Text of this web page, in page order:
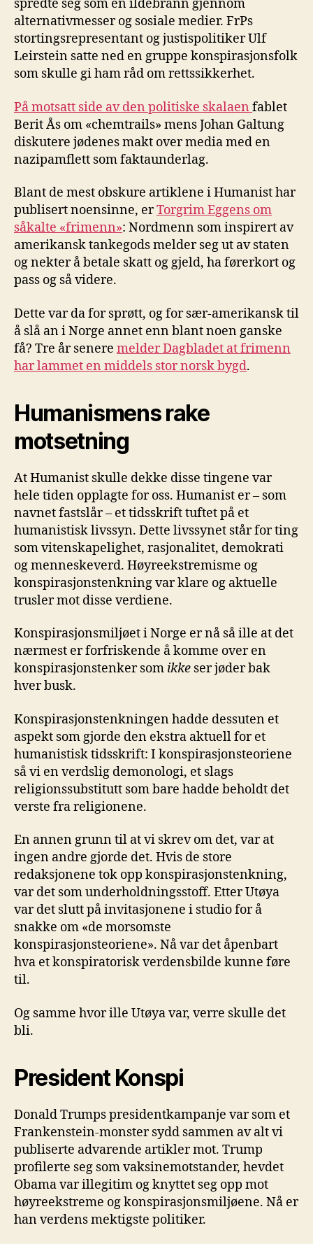
spredte seg som en ildebrann gjennom
alternativmesser og sosiale medier. FrPs
stortingsrepresentant og justispolitiker Ulf
Leirstein satte ned en gruppe konspirasjonsfolk
som skulle gi ham råd om rettssikkerhet.
På motsatt side av den politiske skalaen fablet
Berit Ås om «chemtrails» mens Johan Galtung
diskutere jødenes makt over media med en
nazipamflett som faktaunderlag.
Blant de mest obskure artiklene i Humanist har
publisert noensinne, erTorgrim Eggens om
såkalte «frimenn»: Nordmenn som inspirert av
amerikansk tankegods melder seg ut av staten
og nekter å betale skatt og gjeld, ha førerkort og
pass og så videre.
Dette var da for sprøtt, og for sær-amerikansk til
å slå an i Norge annet enn blant noen ganske
få? Tre år senere melder Dagbladet at frimenn
har lammet en middels stor norsk bygd.
Humanismens rake
motsetning
At Humanist skulle dekke disse tingene var
hele tiden opplagte for oss. Humanist er – som
navnet fastslår – et tidsskrift tuftet på et
humanistisk livssyn. Dette livssynet står for ting
som vitenskapelighet, rasjonalitet, demokrati
og menneskeverd. Høyreekstremisme og
konspirasjonstenkning var klare og aktuelle
trusler mot disse verdiene.
Konspirasjonsmiljøet i Norge er nå så ille at det
nærmest er forfriskende å komme over en
konspirasjonstenker som ikke ser jøder bak
hver busk.
Konspirasjonstenkningen hadde dessuten et
aspekt som gjorde den ekstra aktuell for et
humanistisk tidsskrift: I konspirasjonsteoriene
så vi en verdslig demonologi, et slags
religionssubstitutt som bare hadde beholdt det
verste fra religionene.
En annen grunn til at vi skrev om det, var at
ingen andre gjorde det. Hvis de store
redaksjonene tok opp konspirasjonstenkning,
var det som underholdningsstoff. Etter Utøya
var det slutt på invitasjonene i studio for å
snakke om «de morsomste
konspirasjonsteoriene». Nå var det åpenbart
hva et konspiratorisk verdensbilde kunne føre
til.
Og samme hvor ille Utøya var, verre skulle det
bli.
President Konspi
Donald Trumps presidentkampanje var som et
Frankenstein-monster sydd sammen av alt vi
publiserte advarende artikler mot. Trump
profilerte seg som vaksinemotstander, hevdet
Obama var illegitim og knyttet seg opp mot
høyreekstreme og konspirasjonsmiljøene. Nå er
han verdens mektigste politiker.